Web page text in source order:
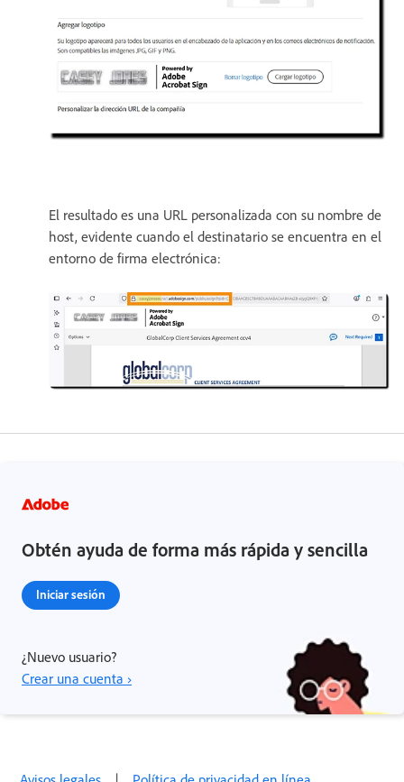
El resultado es una URL personalizada con su nombre de
host, evidente cuando el destinatario se encuentra en el
entorno de firma electrónica:
Obtén ayuda de forma más rápida y sencilla
Iniciar sesión
¿Nuevo usuario?
Crear una cuenta ›